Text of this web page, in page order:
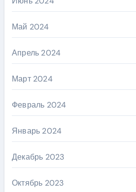
Май 2024
Апрель 2024
Март 2024
Февраль 2024
Январь 2024
Декабрь 2023
Октябрь 2023